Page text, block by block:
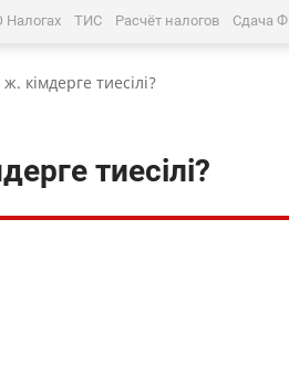
Налогах ТИС Расчёт налогов Сдача
кімдерге тиесілі?
тиесілі?